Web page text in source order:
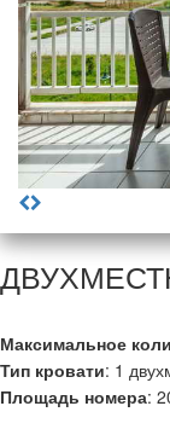
Максимальное
Тип кровати: 1
Площадь номера: